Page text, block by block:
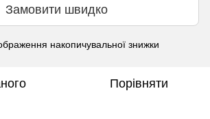
Замовити швидко
накопичувальної знижки
Порівняти